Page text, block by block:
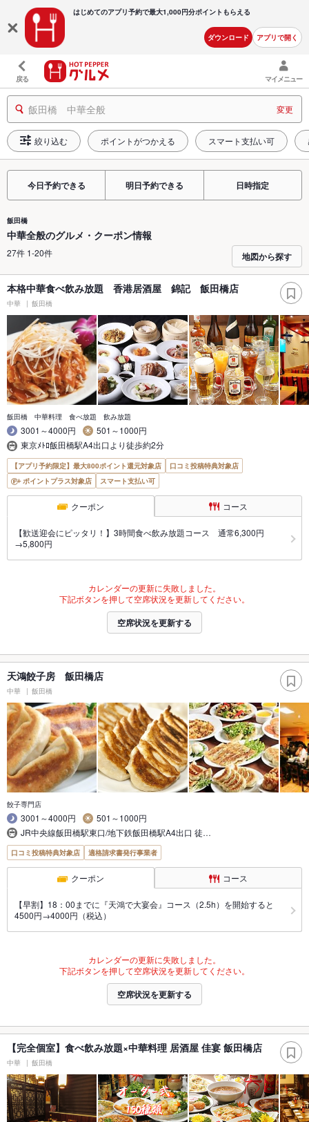
はじめてのアプリ予約で最大1,000円分ポイントもらえる
ダウンロード アプリで開く
戻る マイメニュー
飯田橋 中華全般 変更
絞り込む ポイントがつかえる スマート支払い可
今日予約できる 明日予約できる 日時指定
飯田橋
中華全般のグルメ・クーポン情報
27件 1-20件 地図から探す
本格中華食べ飲み放題 香港居酒屋 錦記 飯田橋店
中華 飯田橋
飯田橋 中華料理 食べ放題 飲み放題
3001～4000円
501～1000円
東京ﾒﾄﾛ飯田橋駅A4出口より徒歩約2分
【アプリ予約限定】最大800ポイント還元対象店
口コミ投稿特典対象店
ポイントプラス対象店
スマート支払い可
クーポン コース
【歓送迎会にピッタリ！】3時間食べ飲み放題コース 通常6,300円
→5,800円
カレンダーの更新に失敗しました。
下記ボタンを押して空席状況を更新してください。
空席状況を更新する
天鴻餃子房 飯田橋店
中華 飯田橋
餃子専門店
3001～4000円
501～1000円
JR中央線飯田橋駅東口/地下鉄飯田橋駅A4出口 徒…
口コミ投稿特典対象店 適格請求書発行事業者
クーポン コース
【早割】18：00までに『天鴻で大宴会』コース（2.5h）を開始すると
4500円→4000円（税込）
カレンダーの更新に失敗しました。
下記ボタンを押して空席状況を更新してください。
空席状況を更新する
【完全個室】食べ飲み放題×中華料理 居酒屋 佳宴 飯田橋店
中華 飯田橋